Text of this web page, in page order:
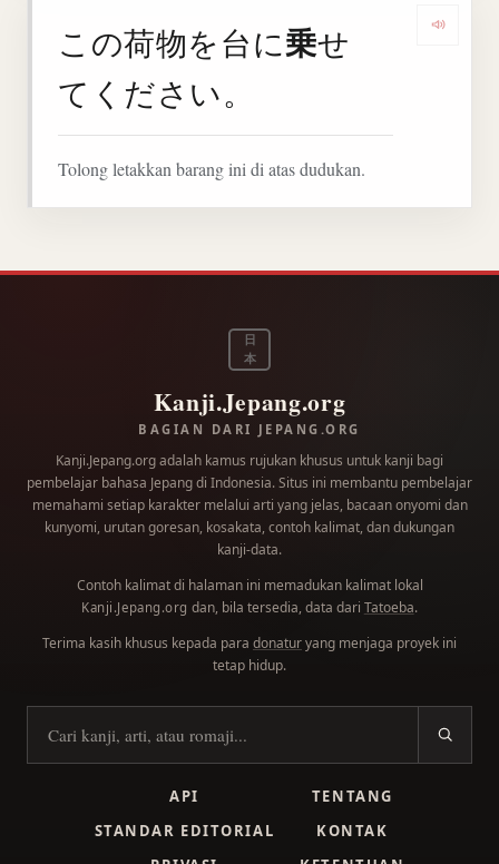
この荷物を台に乗せ
てください。
Tolong letakkan barang ini di atas dudukan.
日
本
Kanji.Jepang.org
BAGIAN DARI JEPANG.ORG
Kanji.Jepang.org adalah kamus rujukan khusus untuk kanji bagi
pembelajar bahasa Jepang di Indonesia. Situs ini membantu pembelajar
memahami setiap karakter melalui arti yang jelas, bacaan onyomi dan
kunyomi, urutan goresan, kosakata, contoh kalimat, dan dukungan
kanji-data.
Contoh kalimat di halaman ini memadukan kalimat lokal
Kanji.Jepang.org dan, bila tersedia, data dari Tatoeba.
Terima kasih khusus kepada para donaturyang menjaga proyek ini
tetap hidup.
Cari kanji
API
TENTANG
STANDAR EDITORIAL
KONTAK